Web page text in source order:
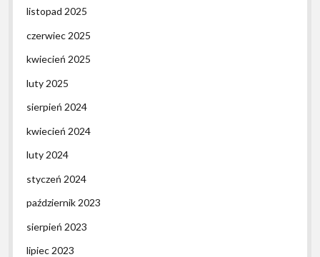
listopad 2025
czerwiec 2025
kwiecień 2025
luty 2025
sierpień 2024
kwiecień 2024
luty 2024
styczeń 2024
październik 2023
sierpień 2023
lipiec 2023